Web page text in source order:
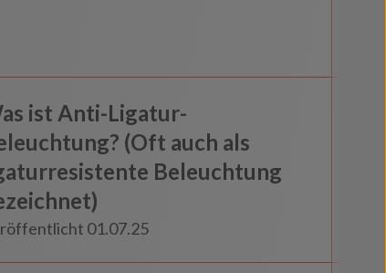
Neuigkeiten
ist Anti-Ligatur-
(Oft auch als
Beleuchtung
01.07.25